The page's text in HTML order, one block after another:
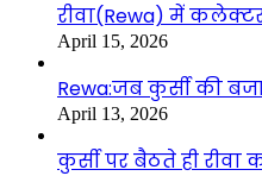
रीवा(Rewa) में
April 15, 2026
Rewa:जब कुर्सी की
April 13, 2026
कुर्सी पर बैठते ही